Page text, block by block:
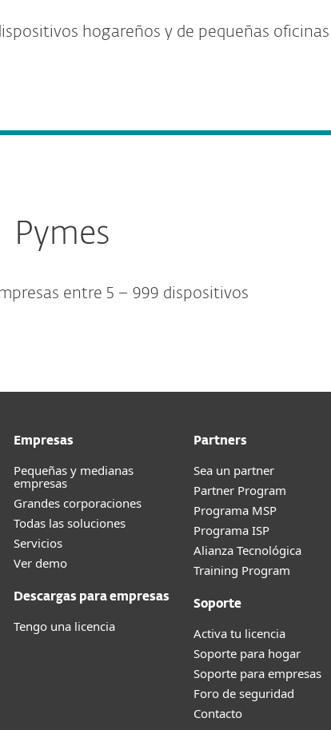
hogareños y de pequeñas oficinas
Pymes
entre 5 – 999 dispositivos
Empresas
Pequeñas y medianas
empresas
Grandes corporaciones
Todas las soluciones
Servicios
Ver demo
Descargas para empresas
Tengo una licencia
Partners
Sea un partner
Partner Program
Programa MSP
Programa ISP
Alianza Tecnológica
Training Program
Soporte
Activa tu licencia
Soporte para hogar
Soporte para empresas
Foro de seguridad
Contacto